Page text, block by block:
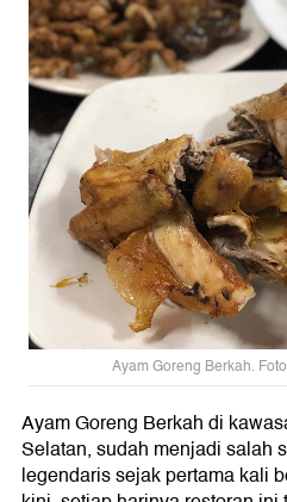
Ayam Goreng Berkah.
Ayam Goreng Berkah di
Selatan, sudah menjadi salah
legendaris sejak pertama kali